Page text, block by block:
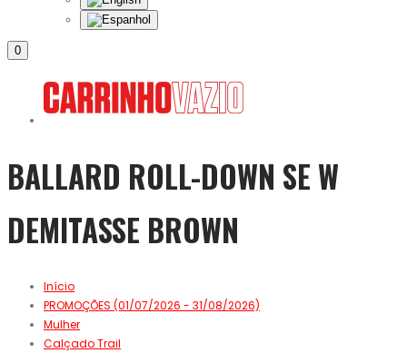
0
BALLARD ROLL-DOWN SE W
DEMITASSE BROWN
Início
PROMOÇÕES (01/07/2026 - 31/08/2026)
Mulher
Calçado Trail